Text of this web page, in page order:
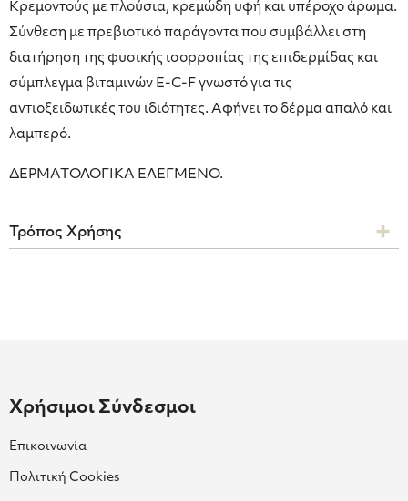
Κρεμοντούς με πλούσια, κρεμώδη υφή και υπέροχο άρωμα.
Σύνθεση με πρεβιοτικό παράγοντα που συμβάλλει στη
διατήρηση της φυσικής ισορροπίας της επιδερμίδας και
σύμπλεγμα βιταμινών E-C-F γνωστό για τις
αντιοξειδωτικές του ιδιότητες. Αφήνει το δέρμα απαλό και
λαμπερό.
ΔΕΡΜΑΤΟΛΟΓΙΚΑ ΕΛΕΓΜΕΝΟ.
Τρόπος Χρήσης
Χρήσιμοι Σύνδεσμοι
Επικοινωνία
Πολιτική Cookies